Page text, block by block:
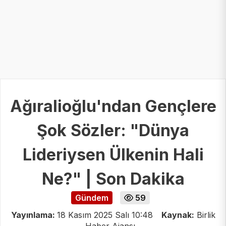
Ağıralioğlu'ndan Gençlere
Şok Sözler: "Dünya
Lideriysen Ülkenin Hali
Ne?" | Son Dakika
Gündem
59
Yayınlama: 18 Kasım 2025 Salı 10:48 Kaynak: Birlik